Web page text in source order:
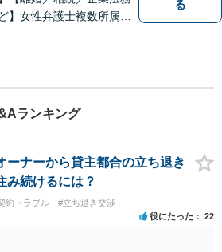
】女性弁護士複数所属／
します。お困りごとがあ
る
ランキング
ーナーから貸主都合の立ち退き
み続けるには？
約トラブル #立ち退き交渉
役にたった 22